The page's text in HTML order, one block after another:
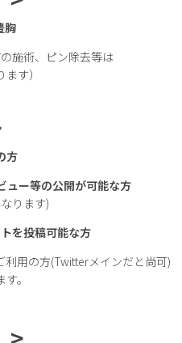
胸
施術、ピン除去等は
す）
方
ュー等の公開が可能な方
ります)
を投稿可能な方
利用の方(Twitterメインだと尚可)
。